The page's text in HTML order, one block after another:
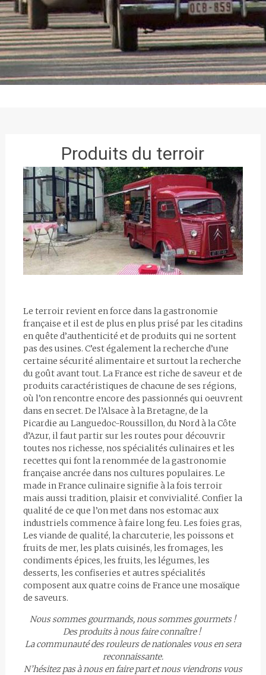
Produits du terroir
Le terroir revient en force dans la gastronomie
française et il est de plus en plus prisé par les citadins
en quête d’authenticité et de produits qui ne sortent
pas des usines. C’est également la recherche d’une
certaine sécurité alimentaire et surtout la recherche
du goût avant tout. La France est riche de saveur et de
produits caractéristiques de chacune de ses régions,
où l’on rencontre encore des passionnés qui oeuvrent
dans en secret. De l’Alsace à la Bretagne, de la
Picardie au Languedoc-Roussillon, du Nord à la Côte
d’Azur, il faut partir sur les routes pour découvrir
toutes nos richesse, nos spécialités culinaires et les
recettes qui font la renommée de la gastronomie
française ancrée dans nos cultures populaires. Le
made in France culinaire signifie à la fois terroir
mais aussi tradition, plaisir et convivialité. Confier la
qualité de ce que l’on met dans nos estomac aux
industriels commence à faire long feu. Les foies gras,
Les viande de qualité, la charcuterie, les poissons et
fruits de mer, les plats cuisinés, les fromages, les
condiments épices, les fruits, les légumes, les
desserts, les confiseries et autres spécialités
composent aux quatre coins de France une mosaïque
de saveurs.
Nous sommes gourmands, nous sommes gourmets !
Des produits à nous faire connaître !
La communauté des rouleurs de nationales vous en sera
reconnaissante.
N’hésitez pas à nous en faire part et nous viendrons vous